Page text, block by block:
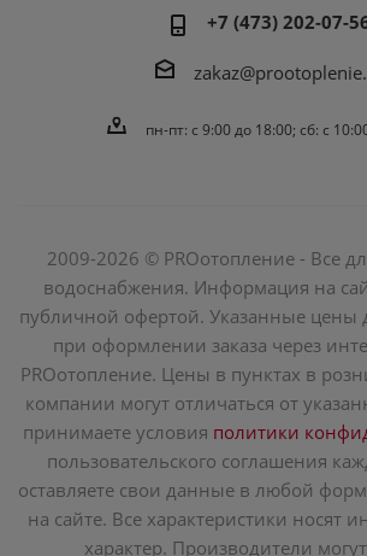
+7 (473) 202-07-
пн-пт: c 9:00 до 18:00; сб: с
2009-2026 © PROотопление - Все
водоснабжения. Информация на
публичной офертой. Указанные цены
при оформлении заказа через
PROотопление. Цены в пунктах в
компании могут отличаться от
принимаете условия политики
пользовательского соглашения
оставляете свои данные в любой
на сайте. Все характеристики носят
характер. Производители